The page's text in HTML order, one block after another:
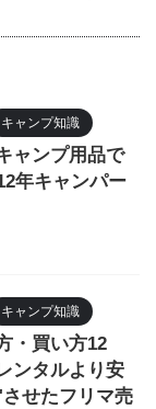
キャンプ知識
ャンプ用品で
年キャンパー
キャンプ知識
・買い方12
ンタルより安
せたフリマ売